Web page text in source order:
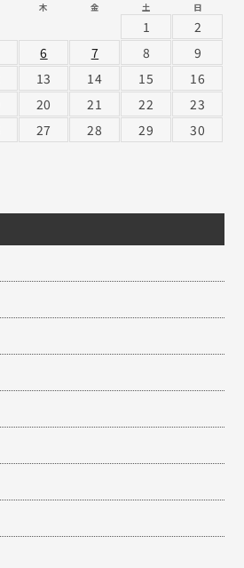
木 金 土 日
1
2
6 7 8
9
13 14 15
16
20 21 22
23
27 28 29
30